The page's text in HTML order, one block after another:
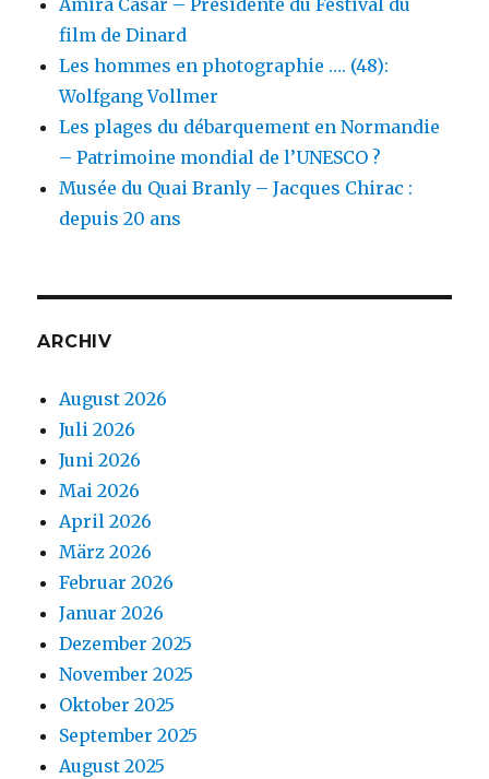
Amira Casar – Présidente du Festival du
film de Dinard
Les hommes en photographie …. (48):
Wolfgang Vollmer
Les plages du débarquement en Normandie
– Patrimoine mondial de l’UNESCO ?
Musée du Quai Branly – Jacques Chirac :
depuis 20 ans
ARCHIV
August 2026
Juli 2026
Juni 2026
Mai 2026
April 2026
März 2026
Februar 2026
Januar 2026
Dezember 2025
November 2025
Oktober 2025
September 2025
August 2025